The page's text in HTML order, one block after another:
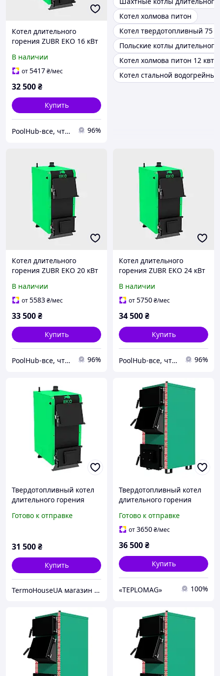
Котел длительного
горения ZUBR EKO 16 кВт
В наличии
от5417₴/мес
32 500₴
Купить
PoolHub-все, что нужно для бассейнов 96%
Котел холмова питон
Котел твердотопливный 75
Польские котлы
Котел холмова питон 12 квт
Котел стальной водогрейный
Котел длительного
горения ZUBR EKO 20 кВт
В наличии
от5583₴/мес
33 500₴
Купить
PoolHub-все, что нужно для бассейнов 96%
Котел длительного
горения ZUBR EKO 24 кВт
В наличии
от5750₴/мес
34 500₴
Купить
PoolHub-все, что нужно для бассейнов 96%
Твердотопливный котел
длительного горения
Готово к отправке
31 500₴
Купить
TermoHouseUA магазин отопительного и климатического оборудования
Твердотопливный котел
длительного горения
СТАНДАРТ) 12кВт
Готово к отправке
от3650₴/мес
36 500₴
Купить
«TEPLOMAG» 100%